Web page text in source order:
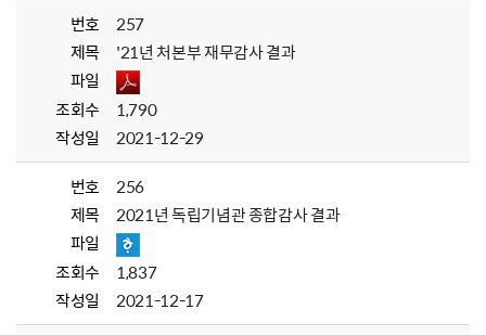
번호
257
제목
'21년 처본부 재무감사 결과
파일
조회수
1,790
작성일
2021-12-29
번호
256
제목
2021년 독립기념관 종합감사 결과
파일
조회수
1,837
작성일
2021-12-17